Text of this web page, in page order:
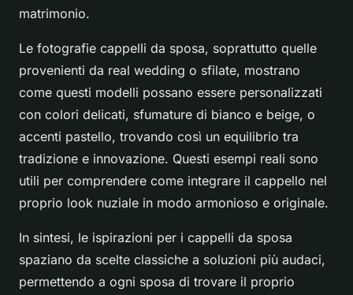
matrimonio.
Le fotografie cappelli da sposa, soprattutto quelle
provenienti da real wedding o sfilate, mostrano
come questi modelli possano essere personalizzati
con colori delicati, sfumature di bianco e beige, o
accenti pastello, trovando così un equilibrio tra
tradizione e innovazione. Questi esempi reali sono
utili per comprendere come integrare il cappello nel
proprio look nuziale in modo armonioso e originale.
In sintesi, le ispirazioni per i cappelli da sposa
spaziano da scelte classiche a soluzioni più audaci,
permettendo a ogni sposa di trovare il proprio